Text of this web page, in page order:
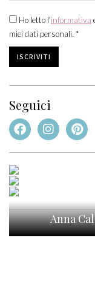
Ho letto l'informativa
miei dati personali. *
Seguici
Anna